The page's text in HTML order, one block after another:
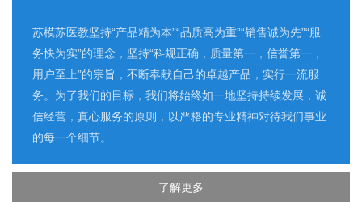
苏模苏医教坚持“产品精为本”“品质高为重”“销售诚为先”“服
务快为实”的理念，坚持“科规正确，质量第一，信誉第一，
用户至上”的宗旨，不断奉献自己的卓越产品，实行一流服
务。为了我们的目标，我们将始终如一地坚持持续发展，诚
信经营，真心服务的原则，以严格的专业精神对待我们事业
的每一个细节。
了解更多